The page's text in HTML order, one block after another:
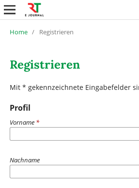
Home / Registrieren
Registrieren
Mit * gekennzeichnete Eingabefelder
Profil
Vorname *
Nachname